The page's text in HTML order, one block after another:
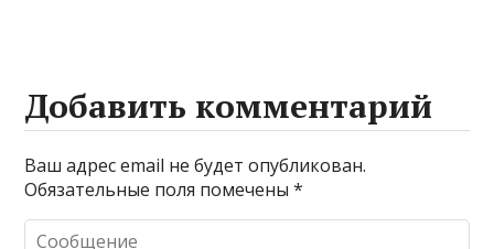
Добавить комментарий
Ваш адрес email не будет опубликован.
Обязательные поля помечены*